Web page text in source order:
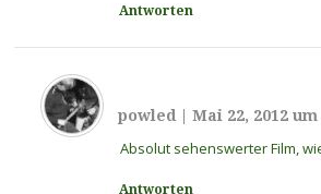
Antworten
powled |Mai 22, 2012 um
Absolut sehenswerter Film,
Antworten